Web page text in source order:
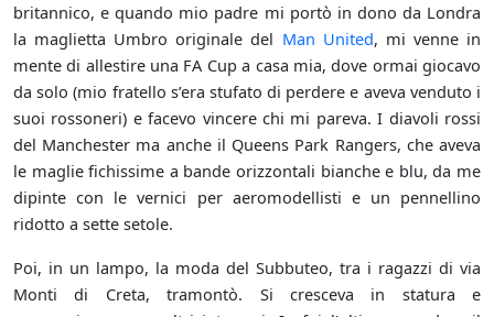
britannico, e quando mio padre mi portò in dono da Londra
la maglietta Umbro originale del Man United, mi venne in
mente di allestire una FA Cup a casa mia, dove ormai giocavo
da solo (mio fratello s’era stufato di perdere e aveva venduto i
suoi rossoneri) e facevo vincere chi mi pareva. I diavoli rossi
del Manchester ma anche il Queens Park Rangers, che aveva
le maglie fichissime a bande orizzontali bianche e blu, da me
dipinte con le vernici per aeromodellisti e un pennellino
ridotto a sette setole.
Poi, in un lampo, la moda del Subbuteo, tra i ragazzi di via
Monti di Creta, tramontò. Si cresceva in statura e